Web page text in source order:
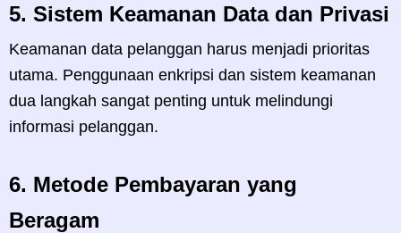
5. Sistem Keamanan Data dan Privasi
Keamanan data pelanggan harus menjadi prioritas
utama. Penggunaan enkripsi dan sistem keamanan
dua langkah sangat penting untuk melindungi
informasi pelanggan.
6. Metode Pembayaran yang
Beragam